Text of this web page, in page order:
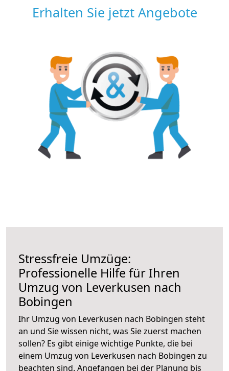
Erhalten Sie jetzt Angebote
Stressfreie Umzüge:
Professionelle Hilfe für Ihren
Umzug von Leverkusen nach
Bobingen
Ihr Umzug von Leverkusen nach Bobingen steht
an und Sie wissen nicht, was Sie zuerst machen
sollen? Es gibt einige wichtige Punkte, die bei
einem Umzug von Leverkusen nach Bobingen zu
beachten sind. Angefangen bei der Planung bis